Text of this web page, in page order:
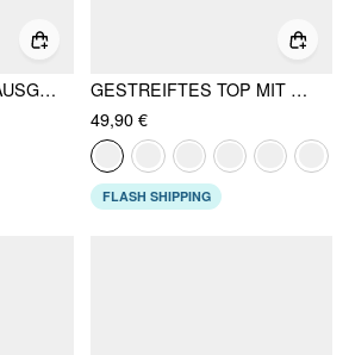
MITTLERER BUND, AUSGEZOGENE HOSEN
GESTREIFTES TOP MIT BOOTSHALS, KURZEN ÄRMELN, UMSCHLAGVERSCHLUSS UND KNOTEN + MITTELHOHE, GERADE JEANS - ZUSAMMENPASSENDES SET
49,90 €
FLASH SHIPPING